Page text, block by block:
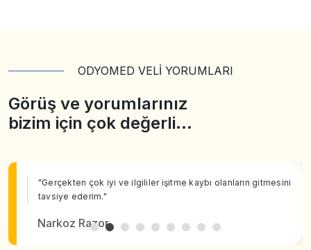
ODYOMED VELİ YORUMLARI
Görüş ve yorumlarınız
bizim için çok değerli…
"Gerçekten çok iyi ve ilgililer işitme kaybı olanların gitmesini
tavsiye ederim."
Narkoz Razor